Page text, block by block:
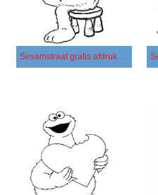
Sesamstraat gratis afdrukbaar